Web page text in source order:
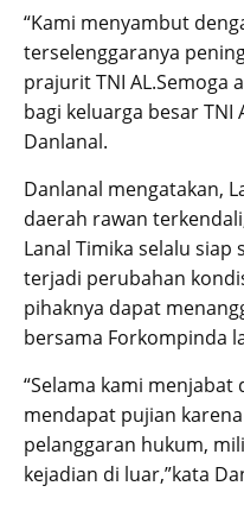
“Kami menyambut
terselenggaranya
prajurit TNI AL.Semoga
bagi keluarga besar TNI
Danlanal.
Danlanal mengatakan,
daerah rawan
Lanal Timika selalu siap
terjadi perubahan
pihaknya dapat
bersama Forkompinda
“Selama kami menjabat
mendapat pujian
pelanggaran hukum,
kejadian di luar,”kata